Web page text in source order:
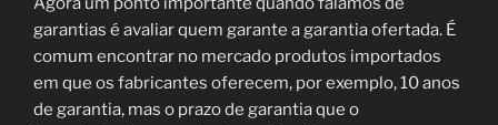
garantias é avaliar quem garante a garantia ofertada. É
comum encontrar no mercado produtos importados
em que os fabricantes oferecem, por exemplo, 10 anos
de garantia, mas o prazo de garantia que o